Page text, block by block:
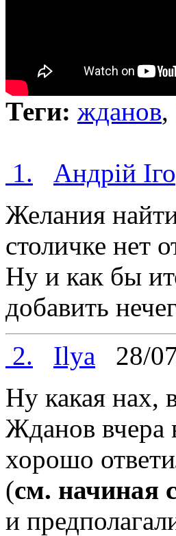
Теги: жданов,
1. Андрій
Желания
столичке нет
Ну и как бы
добавить
2.
Ilya 28/
Ну какая нах,
Жданов вчера
хорошо
(см. начиная
и